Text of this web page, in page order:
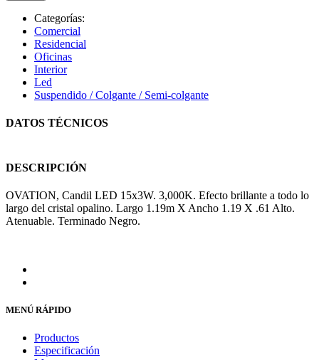
Categorías:
Comercial
Residencial
Oficinas
Interior
Led
Suspendido / Colgante / Semi-colgante
DATOS TÉCNICOS
DESCRIPCIÓN
OVATION, Candil LED 15x3W. 3,000K. Efecto brillante a todo lo
largo del cristal opalino. Largo 1.19m X Ancho 1.19 X .61 Alto.
Atenuable. Terminado Negro.
MENÚ RÁPIDO
Productos
Especificación